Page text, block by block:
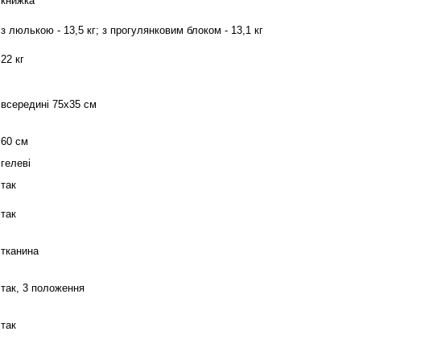
з люлькою - 13,5 кг; з прогулянковим блоком - 13,1 кг
22 кг
всередині 75x35 см
60 см
гелеві
так
так
тканина
так, 3 положення
так